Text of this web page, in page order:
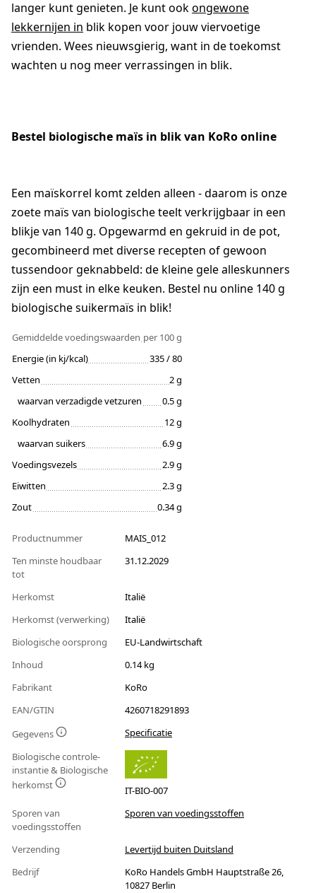
langer kunt genieten. Je kunt ookongewone
lekkernijen in blik kopen voor jouw viervoetige
vrienden. Wees nieuwsgierig, want in de toekomst
wachten u nog meer verrassingen in blik.
Bestel biologische maïs in blik van KoRo online
Een maïskorrel komt zelden alleen - daarom is onze
zoete maïs van biologische teelt verkrijgbaar in een
blikje van 140 g. Opgewarmd en gekruid in de pot,
gecombineerd met diverse recepten of gewoon
tussendoor geknabbeld: de kleine gele alleskunners
zijn een must in elke keuken. Bestel nu online 140 g
biologische suikermaïs in blik!
Gemiddelde voedingswaarden per 100 g
Energie (in kj/kcal)
335 / 80
Vetten
2 g
waarvan verzadigde vetzuren
0.5 g
Koolhydraten
12 g
waarvan suikers
6.9 g
Voedingsvezels
2.9 g
Eiwitten
2.3 g
Zout
0.34 g
Productnummer
MAIS_012
Ten minste houdbaar
tot
31.12.2029
Herkomst
Italië
Herkomst (verwerking)
Italië
Biologische oorsprong
EU-Landwirtschaft
Inhoud
0.14 kg
Fabrikant
KoRo
EAN/GTIN
4260718291893
Gegevens
Specificatie
Biologische controle-
instantie & Biologische
herkomst
IT-BIO-007
Sporen van
voedingsstoffen
Sporen van voedingsstoffen
Verzending
Levertijd buiten Duitsland
Bedrijf
KoRo Handels GmbH Hauptstraße 26,
10827 Berlin